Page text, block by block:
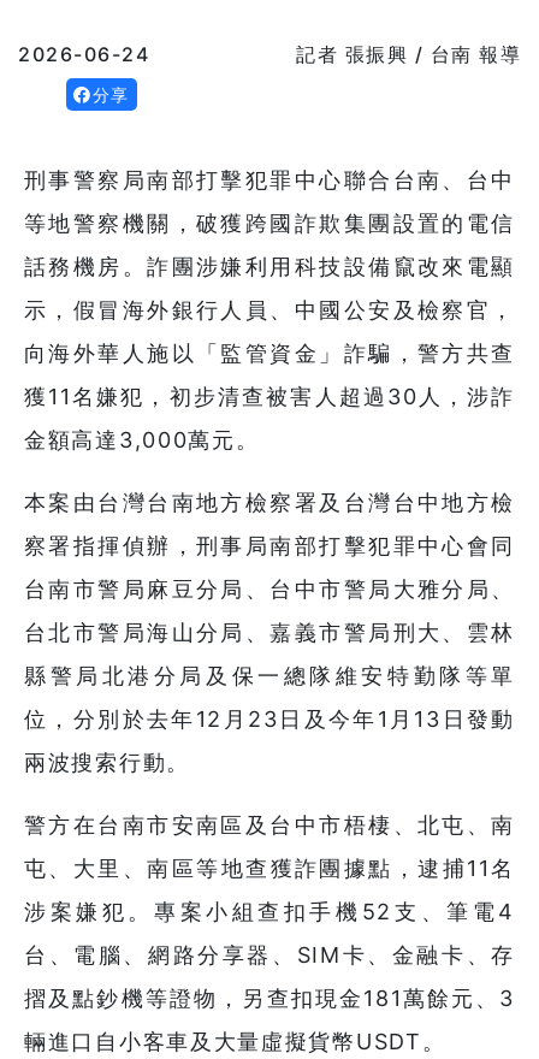
2026-06-24 記者 張振興 / 台南 報導
分享
刑事警察局南部打擊犯罪中心聯合台南、台中
等地警察機關，破獲跨國詐欺集團設置的電信
話務機房。詐團涉嫌利用科技設備竄改來電顯
示，假冒海外銀行人員、中國公安及檢察官，
向海外華人施以「監管資金」詐騙，警方共查
獲11名嫌犯，初步清查被害人超過30人，涉詐
金額高達3,000萬元。
本案由台灣台南地方檢察署及台灣台中地方檢
察署指揮偵辦，刑事局南部打擊犯罪中心會同
台南市警局麻豆分局、台中市警局大雅分局、
台北市警局海山分局、嘉義市警局刑大、雲林
縣警局北港分局及保一總隊維安特勤隊等單
位，分別於去年12月23日及今年1月13日發動
兩波搜索行動。
警方在台南市安南區及台中市梧棲、北屯、南
屯、大里、南區等地查獲詐團據點，逮捕11名
涉案嫌犯。專案小組查扣手機52支、筆電4
台、電腦、網路分享器、SIM卡、金融卡、存
摺及點鈔機等證物，另查扣現金181萬餘元、3
輛進口自小客車及大量虛擬貨幣USDT。